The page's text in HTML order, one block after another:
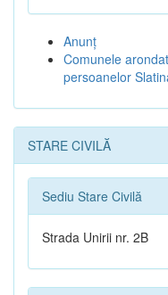
Anunţ
Comunele
persoanelor
STARE CIVILĂ
Sediu Stare Civilă
Strada Unirii nr. 2B